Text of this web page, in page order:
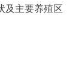
及主要养殖区